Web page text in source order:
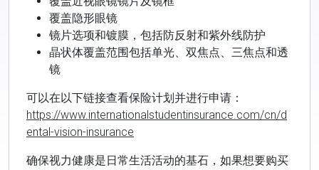
覆盖隐形眼镜
镜片选项和镀膜，包括防反射和紫外线防护
晶状体覆盖范围包括单光、双焦点、三焦点和透
镜
可以在以下链接查看保险计划并进行申请：
https://www.internationalstudentinsurance.com/cn/d
ental-vision-insurance
确保视力健康是日常生活活动的基石，如果想要购买